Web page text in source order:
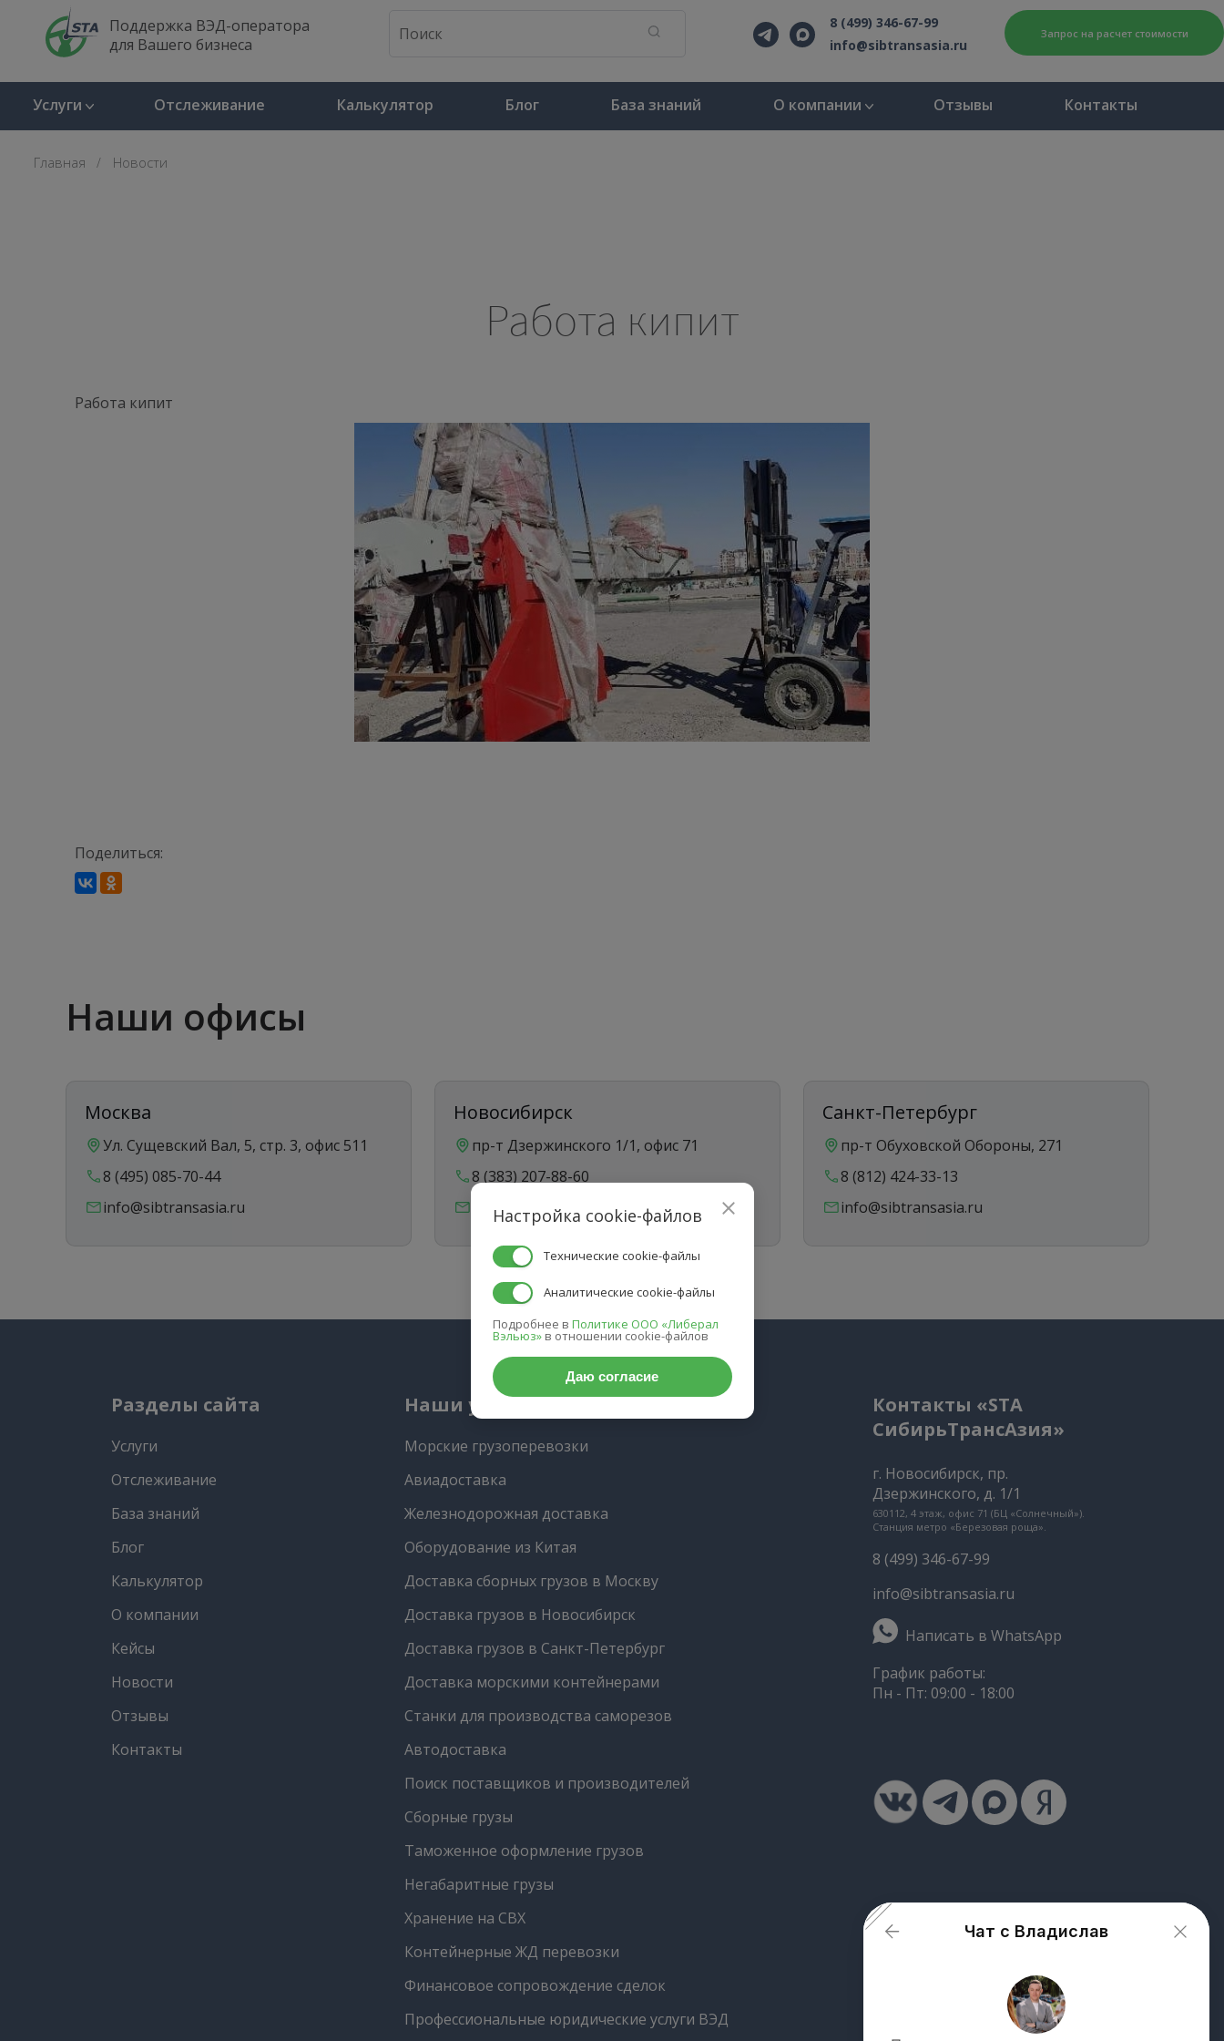
Поддержка ВЭД-оператора
для Вашего бизнеса
8 (499) 346-67-99
info@sibtransasia.ru
Запрос на расчет стоимости
Услуги Отслеживание Калькулятор Блог База знаний О компании Отзывы Контакты
Настройка cookie-файлов
Технические cookie-файлы
Аналитические cookie-файлы
Подробнее в Политике ООО «Либерал
Вэльюз»в отношении cookie-файлов
Даю согласие
Главная Новости
Работа кипит
Работа кипит
Поделиться:
Наши офисы
Москва
Ул. Сущевский Вал, 5, стр. 3, офис 511
8 (495) 085-70-44
info@sibtransasia.ru
Новосибирск
пр-т Дзержинского 1/1, офис 71
8 (383) 207-88-60
info@sibtransasia.ru
Санкт-Петербург
пр-т Обуховской Обороны, 271
8 (812) 424-33-13
info@sibtransasia.ru
Контакты «STA
СибирьТрансАзия»
г. Новосибирск, пр.
Дзержинского, д. 1/1
630112, 4 этаж, офис 71 (БЦ «Солнечный»).
Станция метро «Березовая роща».
8 (499) 346-67-99
info@sibtransasia.ru
Написать в WhatsApp
График работы:
Пн - Пт: 09:00 - 18:00
Разделы сайта
Услуги
Отслеживание
База знаний
Блог
Калькулятор
О компании
Кейсы
Новости
Отзывы
Контакты
Наши услуги
Морские грузоперевозки
Авиадоставка
Железнодорожная доставка
Оборудование из Китая
Доставка сборных грузов в Москву
Доставка грузов в Новосибирск
Доставка грузов в Санкт-Петербург
Доставка морскими контейнерами
Станки для производства саморезов
Автодоставка
Поиск поставщиков и производителей
Сборные грузы
Таможенное оформление грузов
Негабаритные грузы
Хранение на СВХ
Контейнерные ЖД перевозки
Финансовое сопровождение сделок
Профессиональные юридические услуги ВЭД
Чат с Владислав
От чего зависит стоимость доставки
Как рассчитать стоимость доставки